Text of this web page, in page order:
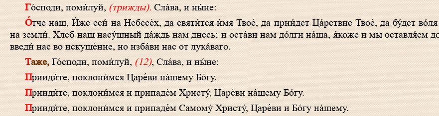
Го́споди, поми́луй,(трижды).Сла́ва, и ны́не:
О́тче наш, И́же еси́ на Небесе́х, да святи́тся и́мя Твое́, да прии́дет Ца́рствие Твое́, да бу́дет во́ля Твоя́, я́ко на Небеси́ и
на земли́. Хлеб наш насу́щный да́ждь нам днесь; и оста́ви нам до́лги на́ша, я́коже и мы оставля́ем
введи́ нас во искуше́ние, но изба́ви нас от лука́ваго.
Таже,Го́споди, поми́луй,(12), Сла́ва, и ны́не:
Прииди́те, поклони́мся Царе́ви на́шему Бо́гу.
Прииди́те, поклони́мся и припаде́м Христу́, Царе́ви на́шему Бо́гу.
Прииди́те, поклони́мся и припаде́м Самому́ Христу́, Царе́ви и Бо́гу на́шему.